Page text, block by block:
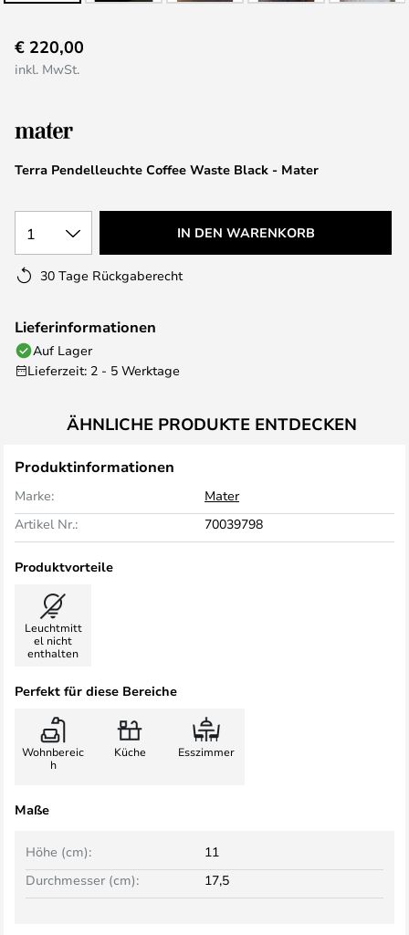
Anfang
der
springen
Terra Pendelleuchte Coffee Waste Black - Mater
€ 220,00
inkl. MwSt.
1 IN DEN WARENKORB
30 Tage Rückgaberecht
Lieferinformationen
Auf Lager
Lieferzeit: 2 - 5 Werktage
ÄHNLICHE PRODUKTE ENTDECKEN
Produktinformationen
Marke:
Mater
Artikel Nr.:
70039798
Produktvorteile
Leuchtmitt
el nicht
enthalten
Perfekt für diese Bereiche
Wohnbereic
h
Küche Esszimmer
Maße
Höhe (cm):
11
Durchmesser (cm):
17,5